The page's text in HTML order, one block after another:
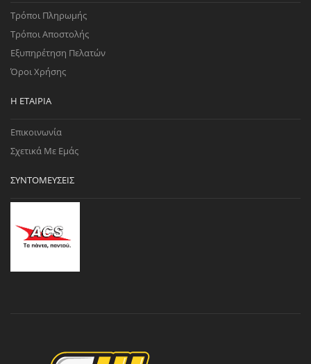
Τρόποι Πληρωμής
Τρόποι Αποστολής
Εξυπηρέτηση Πελατών
Όροι Χρήσης
Η ΕΤΑΙΡΊΑ
Επικοινωνία
Σχετικά Με Εμάς
ΣΥΝΤΟΜΕΎΣΕΙΣ